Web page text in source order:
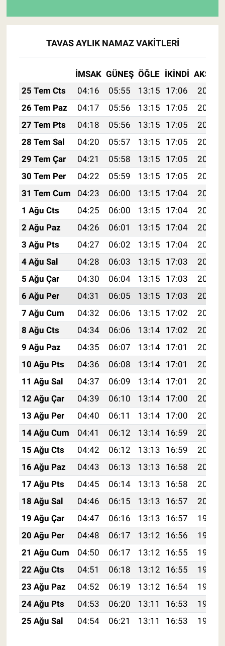
TAVAS AYLIK NAMAZ VAKITLERI
İMSAK GÜNEŞ ÖĞLE İKINDI AKŞAM
25 Tem Cts
04:16 05:55 13:15 17:06
20:26
26 Tem Paz
04:17 05:56 13:15 17:05
20:25
27 Tem Pts
04:18 05:56 13:15 17:05
20:24
28 Tem Sal
04:20 05:57 13:15 17:05
20:23
29 Tem Çar
04:21 05:58 13:15 17:05
20:23
30 Tem Per
04:22 05:59 13:15 17:05
20:22
31 Tem Cum
04:23 06:00 13:15 17:04
20:21
1 Ağu Cts
04:25 06:00 13:15 17:04
20:20
2 Ağu Paz
04:26 06:01 13:15 17:04
20:19
3 Ağu Pts
04:27 06:02 13:15 17:04
20:18
4 Ağu Sal
04:28 06:03 13:15 17:03
20:17
5 Ağu Çar
04:30 06:04 13:15 17:03
20:16
6 Ağu Per
04:31 06:05 13:15 17:03
20:15
7 Ağu Cum
04:32 06:06 13:15 17:02
20:14
8 Ağu Cts
04:34 06:06 13:14 17:02
20:13
9 Ağu Paz
04:35 06:07 13:14 17:01
20:12
10 Ağu Pts
04:36 06:08 13:14 17:01
20:10
11 Ağu Sal
04:37 06:09 13:14 17:01
20:09
12 Ağu Çar
04:39 06:10 13:14 17:00
20:08
13 Ağu Per
04:40 06:11 13:14 17:00
20:07
14 Ağu Cum
04:41 06:12 13:14 16:59
20:06
15 Ağu Cts
04:42 06:12 13:13 16:59
20:04
16 Ağu Paz
04:43 06:13 13:13 16:58
20:03
17 Ağu Pts
04:45 06:14 13:13 16:58
20:02
18 Ağu Sal
04:46 06:15 13:13 16:57
20:01
19 Ağu Çar
04:47 06:16 13:13 16:57
19:59
20 Ağu Per
04:48 06:17 13:12 16:56
19:58
21 Ağu Cum
04:50 06:17 13:12 16:55
19:57
22 Ağu Cts
04:51 06:18 13:12 16:55
19:55
23 Ağu Paz
04:52 06:19 13:12 16:54
19:54
24 Ağu Pts
04:53 06:20 13:11 16:53
19:53
25 Ağu Sal
04:54 06:21 13:11 16:53 19:51